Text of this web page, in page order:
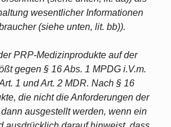
wesentlicher Informationen
(siehe unten, lit. bb)).
PRP-Medizinprodukte auf der
gegen § 16 Abs. 1 MPDG i.V.m.
1 und Art. 2 MDR. Nach § 16
die nicht die Anforderungen der
ausgestellt werden, wenn ein